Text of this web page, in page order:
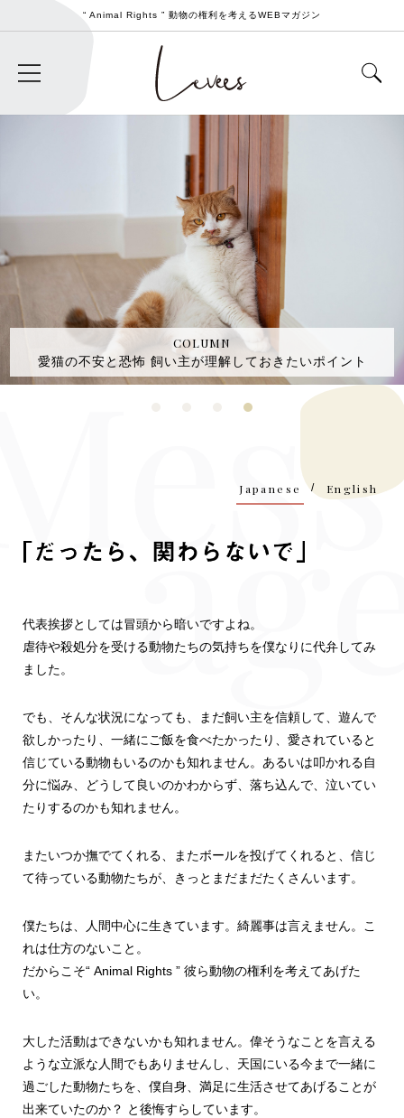
“ Animal Rights ” 動物の権利を考えるWEBマガジン
COLUMN
トマトを食べても大丈夫！犬にトマトを与える際の注意
説！
Japanese / English
「だっ
代表挨拶としては冒頭から暗いですよね。
虐待や殺処分を受ける動物たちの気持ちを僕なりに代弁してみ
ました。
でも、そんな状況になっても、まだ飼い主を信頼して、遊んで
欲しかったり、一緒にご飯を食べたかったり、愛されていると
信じている動物もいるのかも知れません。あるいは叩かれる自
分に悩み、どうして良いのかわからず、落ち込んで、泣いてい
たりするのかも知れません。
またいつか撫でてくれる、またボールを投げてくれると、信じ
て待っている動物たちが、きっとまだまだたくさんいます。
僕たちは、人間中心に生きています。綺麗事は言えません。こ
れは仕方のないこと。
だからこそ“ Animal Rights ” 彼ら動物の権利を考えてあげた
い。
大した活動はできないかも知れません。偉そうなことを言える
ような立派な人間でもありませんし、天国にいる今まで一緒に
過ごした動物たちを、僕自身、満足に生活させてあげることが
出来ていたのか？ と後悔すらしています。